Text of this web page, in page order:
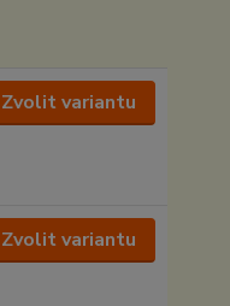
Zvolit variantu
Zvolit variantu